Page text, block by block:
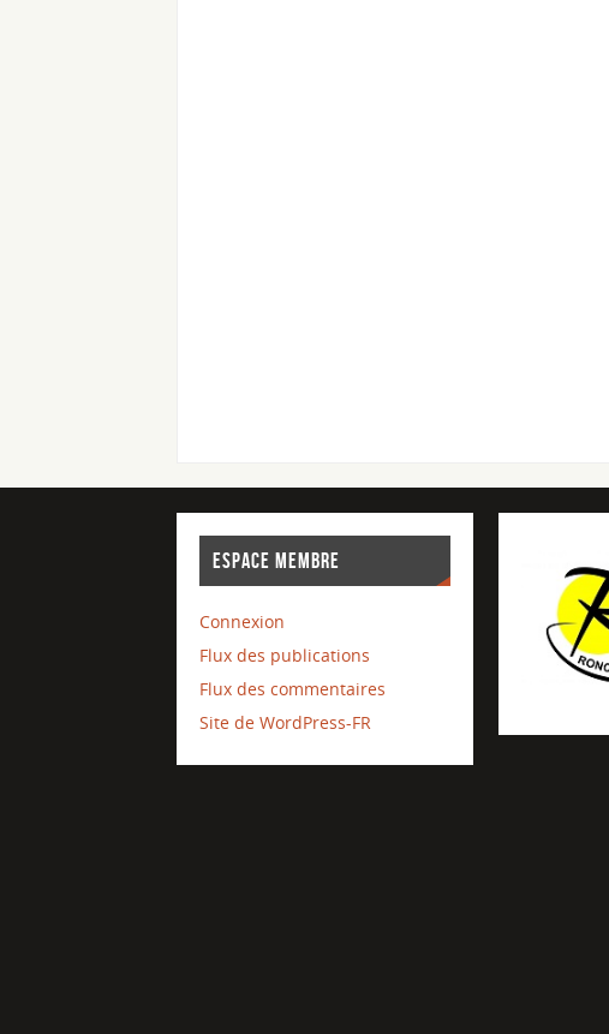
ESPACE MEMBRE
Connexion
Flux des publications
Flux des commentaires
Site de WordPress-FR